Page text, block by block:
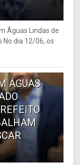
Águas Lindas de
No dia 12/06, os
ÁGUAS